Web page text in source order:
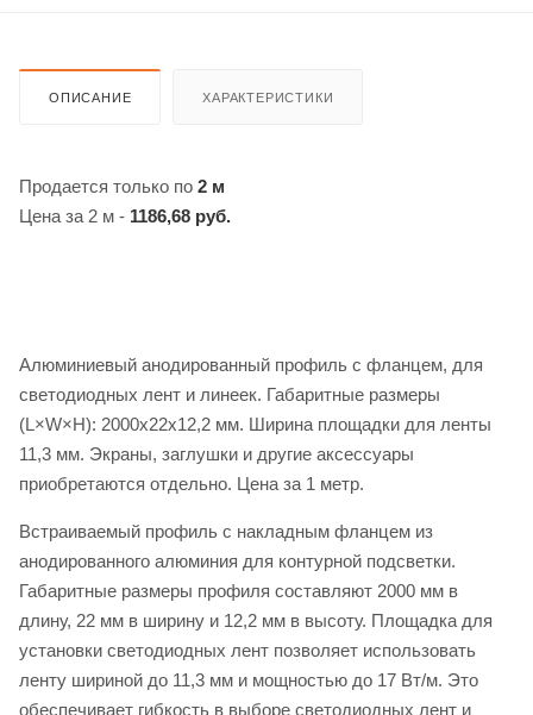
ОПИСАНИЕ ХАРАКТЕРИСТИКИ
Продается только по 2 м
Цена за 2 м - 1186,68 руб.
Алюминиевый анодированный профиль с фланцем, для
светодиодных лент и линеек. Габаритные размеры
(L×W×H): 2000x22x12,2 мм. Ширина площадки для ленты
11,3 мм. Экраны, заглушки и другие аксессуары
приобретаются отдельно. Цена за 1 метр.
Встраиваемый профиль с накладным фланцем из
анодированного алюминия для контурной подсветки.
Габаритные размеры профиля составляют 2000 мм в
длину, 22 мм в ширину и 12,2 мм в высоту. Площадка для
установки светодиодных лент позволяет использовать
ленту шириной до 11,3 мм и мощностью до 17 Вт/м. Это
обеспечивает гибкость в выборе светодиодных лент и